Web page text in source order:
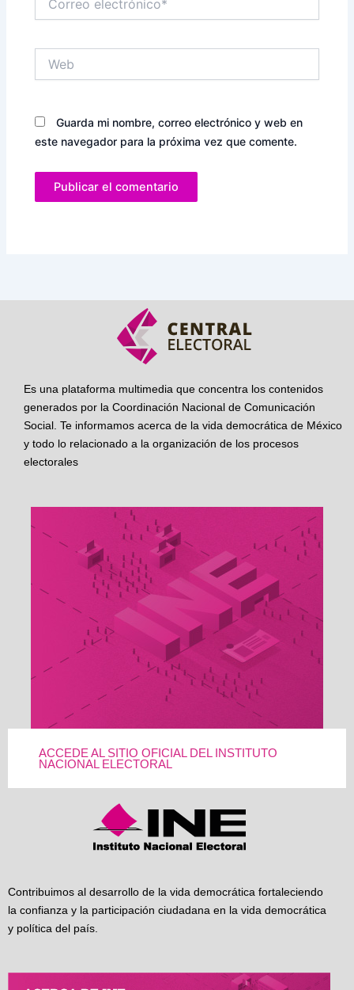
electrónico*
Guarda mi nombre, correo electrónico y web en
este navegador para la próxima vez que comente.
Es una plataforma multimedia que concentra los contenidos
generados por la Coordinación Nacional de Comunicación
Social. Te informamos acerca de la vida democrática de México
y todo lo relacionado a la organización de los procesos
electorales
ACCEDE AL SITIO OFICIAL DEL INSTITUTO
NACIONAL ELECTORAL
Contribuimos al desarrollo de la vida democrática fortaleciendo
la confianza y la participación ciudadana en la vida democrática
y política del país.